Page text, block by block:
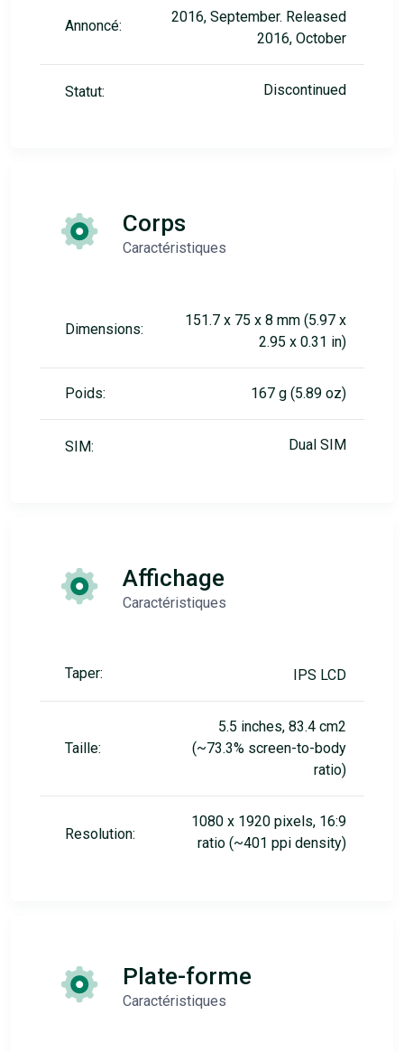
Annoncé:
2016, September. Released
2016, October
Statut: Discontinued
Corps
Caractéristiques
Dimensions:
151.7 x 75 x 8 mm (5.97 x
2.95 x 0.31 in)
Poids: 167 g (5.89 oz)
SIM: Dual SIM
Affichage
Caractéristiques
Taper: IPS LCD
Taille:
5.5 inches, 83.4 cm2
(~73.3% screen-to-body
ratio)
Resolution:
1080 x 1920 pixels, 16:9
ratio (~401 ppi density)
Plate-forme
Caractéristiques